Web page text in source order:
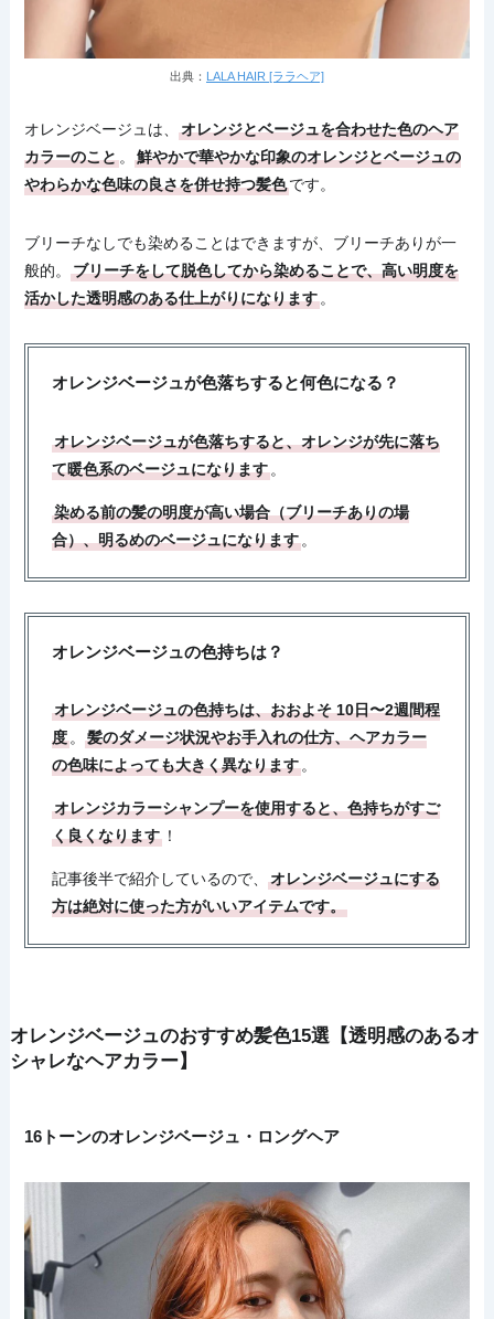
出典： LALA HAIR [ララヘア]
オレンジベージュは、オレンジとベージュを合わせた色のヘア
カラーのこと 。鮮やかで華やかな印象のオレンジとベージュの
やわらかな色味の良さを併せ持つ髪色です。
ブリーチなしでも染めることはできますが、ブリーチありが一
般的。ブリーチをして脱色してから染めることで、高い明度を
活かした透明感のある仕上がりになります 。
オレンジベージュが色落ちすると何色になる？
オレンジベージュが色落ちすると、オレンジが先に落ち
て暖色系のベージュになります 。
染める前の髪の明度が高い場合（ブリーチありの場
合）、明るめのベージュになります 。
オレンジベージュの色持ちは？
オレンジベージュの色持ちは、おおよそ 10日〜2週間程
度。髪のダメージ状況やお手入れの仕方、ヘアカラー
の色味によっても大きく異なります。
オレンジカラーシャンプーを使用すると、色持ちがすご
く良くなります ！
記事後半で紹介しているので、オレンジベージュにする
方は絶対に使った方がいいアイテムです。
オレンジベージュのおすすめ髪色15選【透明感のあるオ
シャレなヘアカラー】
16トーンのオレンジベージュ・ロングヘア